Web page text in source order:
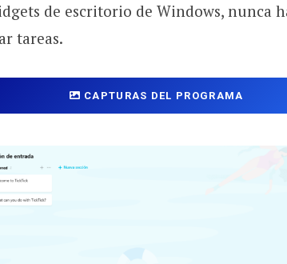
de escritorio de Windows, nunca
tareas.
CAPTURAS DEL PROGRAMA